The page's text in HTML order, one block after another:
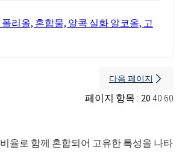
리올, 혼합물, 알콕 실화 알코올, 고
페이지 항목 : 2040 60
다음 페이지
율로 함께 혼합되어 고유한 특성을 나타